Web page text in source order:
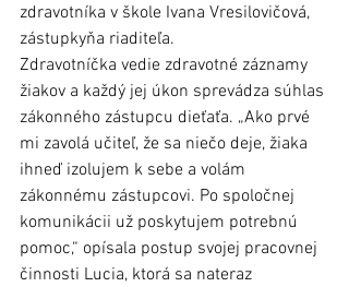
zdravotníka v škole Ivana Vresilovičová,
zástupkyňa riaditeľa.
Zdravotníčka vedie zdravotné záznamy
žiakov a každý jej úkon sprevádza súhlas
zákonného zástupcu dieťaťa. „Ako prvé
mi zavolá učiteľ, že sa niečo deje, žiaka
ihneď izolujem k sebe a volám
zákonnému zástupcovi. Po spoločnej
komunikácii už poskytujem potrebnú
pomoc,“ opísala postup svojej pracovnej
činnosti Lucia, ktorá sa nateraz